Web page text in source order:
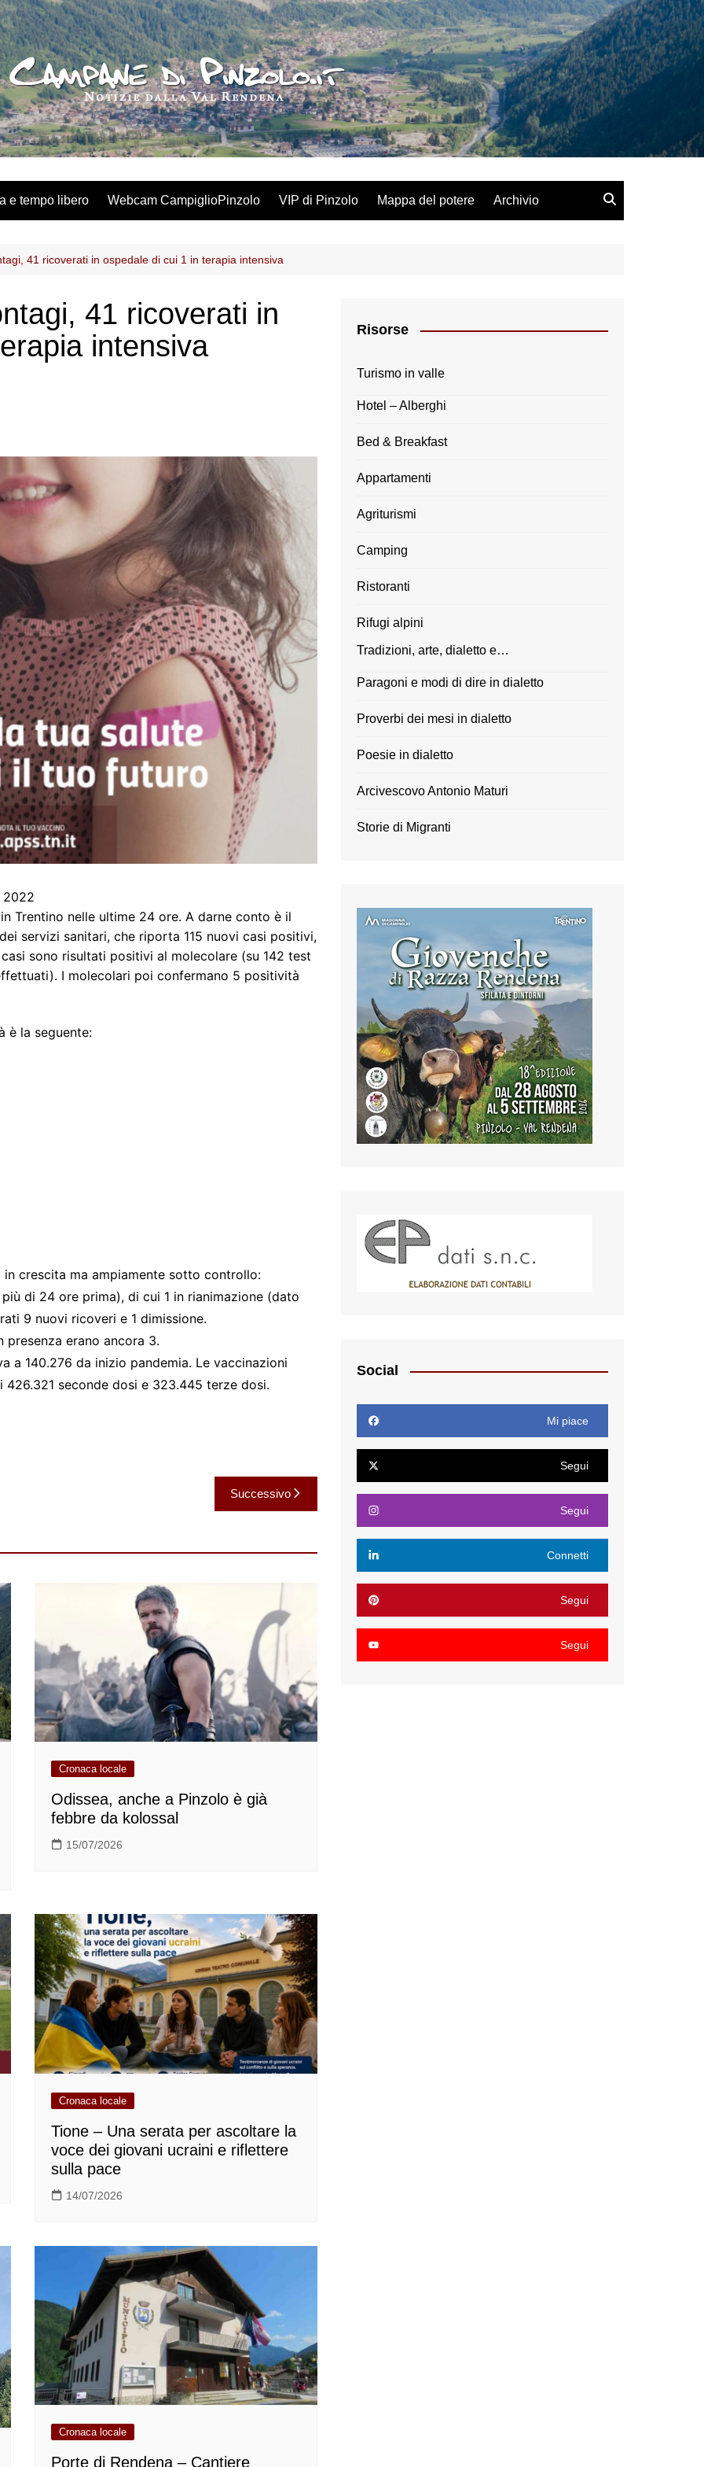
e tempo libero Webcam CampiglioPinzolo VIP di Pinzolo Mappa del potere Archivio
41 ricoverati in ospedale di cui 1 in terapia intensiva
41 ricoverati in
intensiva
2022
Trentino nelle ultime 24 ore. A darne conto è il
servizi sanitari, che riporta 115 nuovi casi positivi,
sono risultati positivi al molecolare (su 142 test
I molecolari poi confermano 5 positività
è la seguente:
crescita ma ampiamente sotto controllo:
di 24 ore prima), di cui 1 in rianimazione (dato
9 nuovi ricoveri e 1 dimissione.
presenza erano ancora 3.
a 140.276 da inizio pandemia. Le vaccinazioni
426.321 seconde dosi e 323.445 terze dosi.
Successivo
Cronaca locale
Odissea, anche a Pinzolo è già
febbre da kolossal
15/07/2026
Cronaca locale
Tione – Una serata per ascoltare la
voce dei giovani ucraini e riflettere
sulla pace
14/07/2026
Cronaca locale
Porte di Rendena – Cantiere
Risorse
Turismo in valle
Hotel – Alberghi
Bed & Breakfast
Appartamenti
Agriturismi
Camping
Ristoranti
Rifugi alpini
Tradizioni, arte, dialetto e…
Paragoni e modi di dire in dialetto
Proverbi dei mesi in dialetto
Poesie in dialetto
Arcivescovo Antonio Maturi
Storie di Migranti
Social
Mi piace
Segui
Segui
Connetti
Segui
Segui